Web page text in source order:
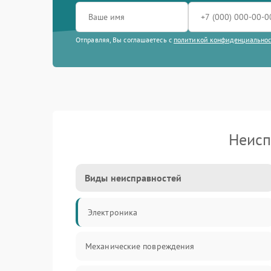
Отправляя, Вы соглашаетесь с политикой
Виды неисправностей
Электроника
Механические повреждения